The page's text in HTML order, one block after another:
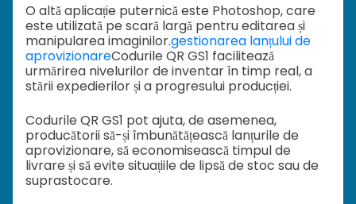
O altă aplicație puternică este Photoshop, care
este utilizată pe scară largă pentru editarea și
manipularea imaginilor.gestionarea lanțului de
aprovizionareCodurile QR GS1 facilitează
urmărirea nivelurilor de inventar în timp real, a
stării expedierilor și a progresului producției.
Codurile QR GS1 pot ajuta, de asemenea,
producătorii să-și îmbunătățească lanțurile de
aprovizionare, să economisească timpul de
livrare și să evite situațiile de lipsă de stoc sau de
suprastocare.